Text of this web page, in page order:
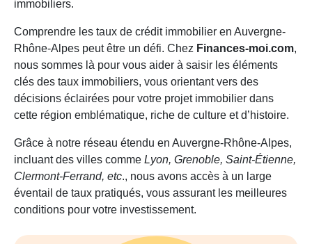
immobiliers.
Comprendre les taux de crédit immobilier en Auvergne-
Rhône-Alpes peut être un défi. Chez Finances-moi.com,
nous sommes là pour vous aider à saisir les éléments
clés des taux immobiliers, vous orientant vers des
décisions éclairées pour votre projet immobilier dans
cette région emblématique, riche de culture et d’histoire.
Grâce à notre réseau étendu en Auvergne-Rhône-Alpes,
incluant des villes comme Lyon, Grenoble, Saint-Étienne,
Clermont-Ferrand, etc., nous avons accès à un large
éventail de taux pratiqués, vous assurant les meilleures
conditions pour votre investissement.